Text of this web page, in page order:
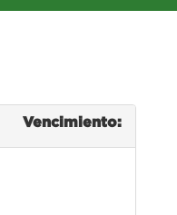
Vencimiento: